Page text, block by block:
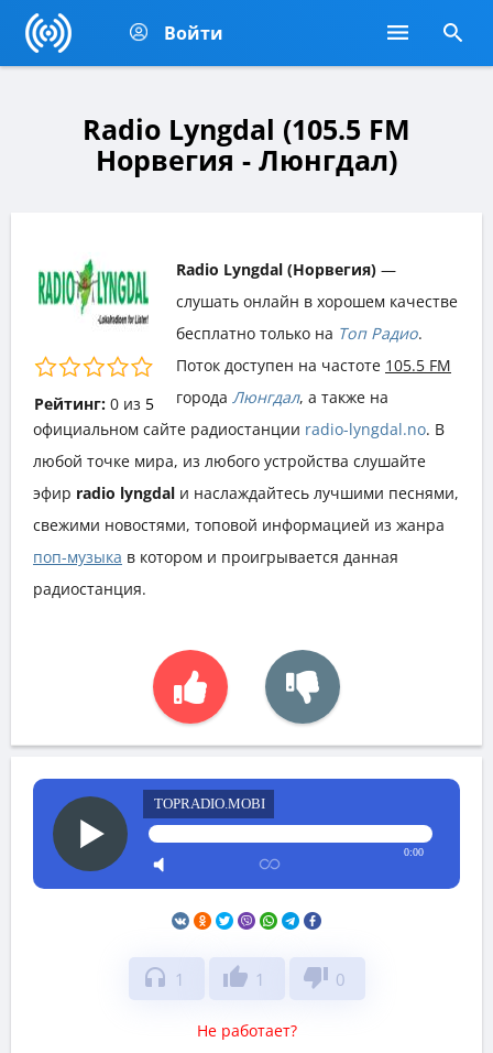
Войти
Radio Lyngdal (105.5 FM
Норвегия - Люнгдал)
Рейтинг: 0из 5
Radio Lyngdal (Норвегия) —
слушать онлайн в хорошем качестве
бесплатно только на Топ Радио.
Поток доступен на частоте 105.5 FM
города Люнгдал, а также на
официальном сайте радиостанции radio-lyngdal.no. В
любой точке мира, из любого устройства слушайте
эфир radio lyngdal и наслаждайтесь лучшими песнями,
свежими новостями, топовой информацией из жанра
поп-музыка в котором и проигрывается данная
радиостанция.
TOPRADIO.MOBI
0:00
headphones 1 thumb_up 1 thumb_down 0
Не работает?